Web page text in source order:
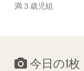
満３歳児組
今日の1枚